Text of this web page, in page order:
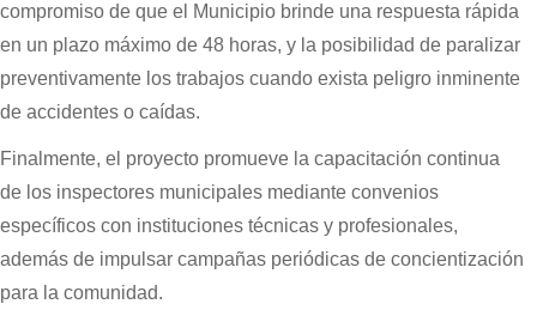
compromiso de que el Municipio brinde una respuesta rápida
en un plazo máximo de 48 horas, y la posibilidad de paralizar
preventivamente los trabajos cuando exista peligro inminente
de accidentes o caídas.
Finalmente, el proyecto promueve la capacitación continua
de los inspectores municipales mediante convenios
específicos con instituciones técnicas y profesionales,
además de impulsar campañas periódicas de concientización
para la comunidad.